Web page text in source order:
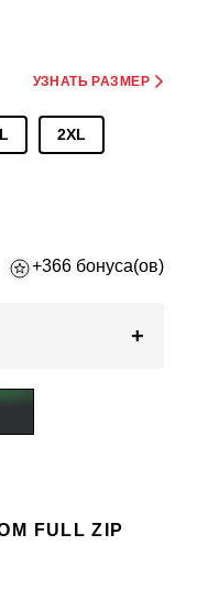
УЗНАТЬ РАЗМЕР
2XL
+366 бонуса(ов)
+
FULL ZIP